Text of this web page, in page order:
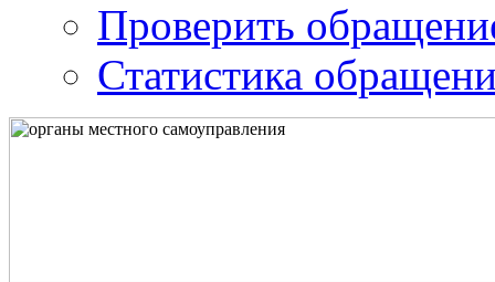
Проверить
Статистика